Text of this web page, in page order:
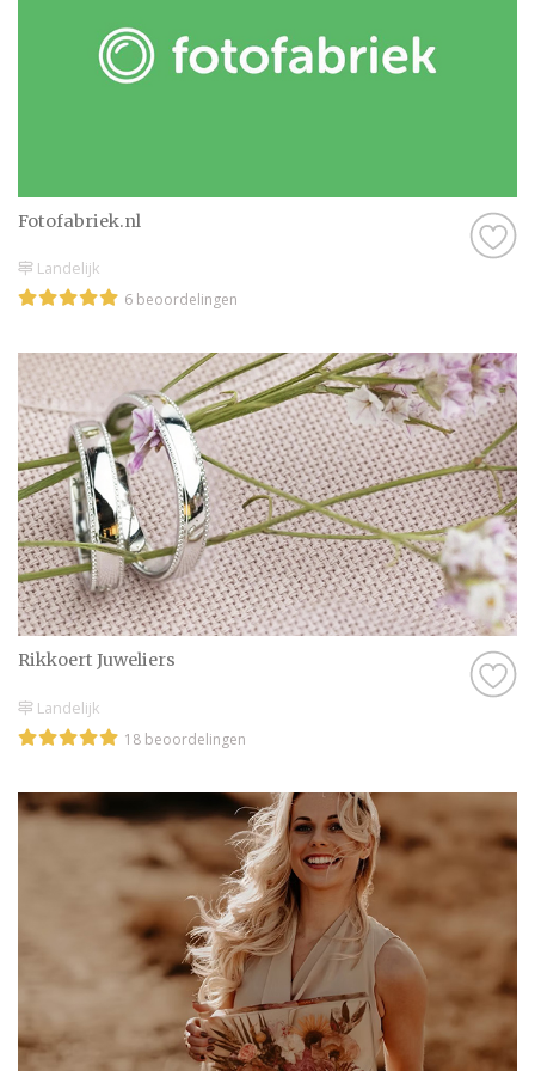
onze website doen er alles aan om jullie een
onvergetelijke dag te bezorgen.
moment!
Fotofabriek.nl
Landelijk
6 beoordelingen
Rikkoert Juweliers
Landelijk
18 beoordelingen